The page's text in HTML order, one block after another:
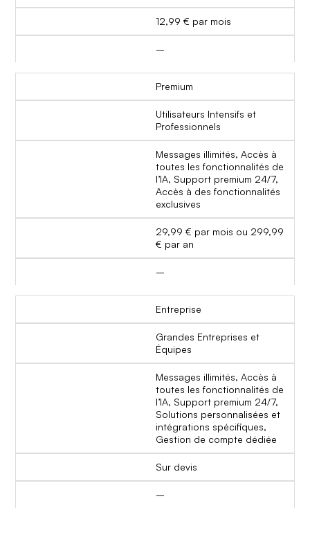
12,99 € par mois
–
Premium
Utilisateurs Intensifs et
Professionnels
Messages illimités, Accès à
toutes les fonctionnalités de
l’IA, Support premium 24/7,
Accès à des fonctionnalités
exclusives
29,99 € par mois ou 299,99
€ par an
–
Entreprise
Grandes Entreprises et
Équipes
Messages illimités, Accès à
toutes les fonctionnalités de
l’IA, Support premium 24/7,
Solutions personnalisées et
intégrations spécifiques,
Gestion de compte dédiée
Sur devis
–